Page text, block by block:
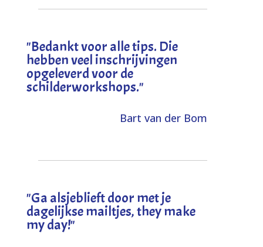
"Bedankt voor alle tips. Die
hebben veel inschrijvingen
opgeleverd voor de
schilderworkshops."
Bart van der Bom
"Ga alsjeblieft door met je
dagelijkse mailtjes, they make
my day!"